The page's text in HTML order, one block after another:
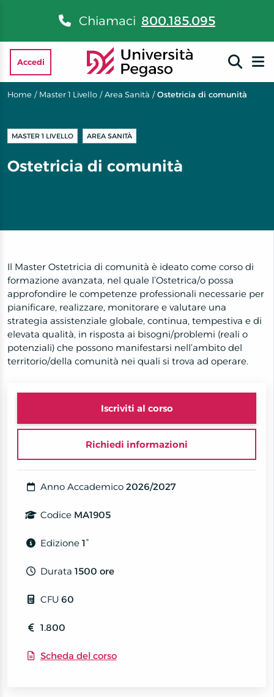
Chiamaci 800.185.095
Accedi
Home / Master 1 Livello / Area Sanità / Ostetricia di comunità
MASTER 1 LIVELLO AREA SANITÀ
Ostetricia di comunità
Il Master Ostetricia di comunità è ideato come corso di
formazione avanzata, nel quale l’Ostetrica/o possa
approfondire le competenze professionali necessarie per
pianificare, realizzare, monitorare e valutare una
strategia assistenziale globale, continua, tempestiva e di
elevata qualità, in risposta ai bisogni/problemi (reali o
potenziali) che possono manifestarsi nell’ambito del
territorio/della comunità nei quali si trova ad operare.
Iscriviti al corso
Richiedi informazioni
Anno Accademico 2026/2027
Codice MA1905
Edizione 1°
Durata 1500 ore
CFU 60
1.800
Scheda del corso